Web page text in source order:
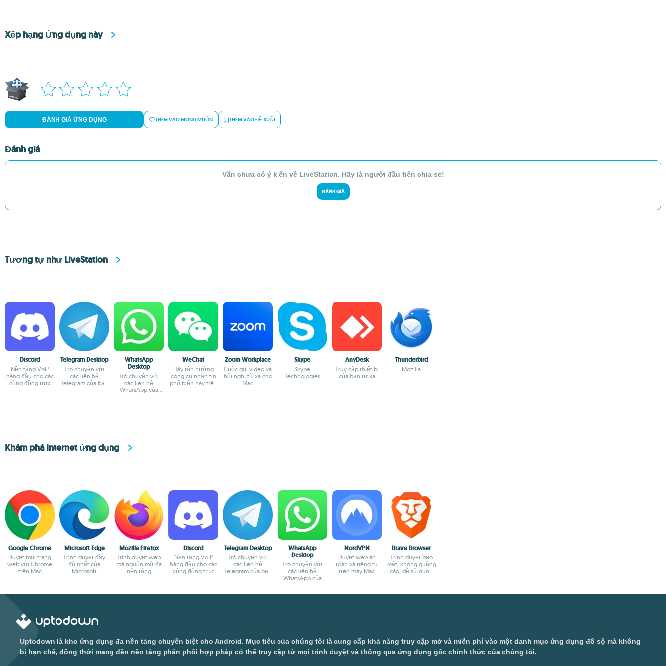
Xếp hạng Ứng dụng này
ĐÁNH GIÁ ỨNG DỤNG THÊM VÀO MONG MUỐN THÊM VÀO ĐỀ XUẤT
Đánh giá
Vẫn chưa có ý kiến về LiveStation. Hãy là người đầu tiên chia sẻ!
ĐÁNH GIÁ
Tương tự như LiveStation
Discord
Nền tảng VoIP
hàng đầu cho các
cộng đồng trực
Telegram Desktop
Trò chuyện với
các liên hệ
Telegram của bạn
WhatsApp
Desktop
Trò chuyện với
các liên hệ
WhatsApp của
WeChat
Hãy tận hưởng
công cụ nhắn tin
phổ biến này trên
Zoom Workplace
Cuộc gọi video và
hội nghị từ xa cho
Mac
Skype
Skype
Technologies
AnyDesk
Truy cập thiết bị
của bạn từ xa
Thunderbird
Mozilla
Khám phá Internet ứng dụng
Google Chrome
Duyệt mọi trang
web với Chrome
trên Mac
Microsoft Edge
Trình duyệt đầy
đủ nhất của
Microsoft
Mozilla Firefox
Trình duyệt web
mã nguồn mở đa
nền tảng
Discord
Nền tảng VoIP
hàng đầu cho các
cộng đồng trực
Telegram Desktop
Trò chuyện với
các liên hệ
Telegram của bạn
WhatsApp
Desktop
Trò chuyện với
các liên hệ
WhatsApp của
NordVPN
Duyệt web an
toàn và riêng tư
trên máy Mac
Brave Browser
Trình duyệt bảo
mật, không quảng
cáo, dễ sử dụng
Uptodown là kho ứng dụng đa nền tảng chuyên biệt cho Android. Mục tiêu của chúng tôi là cung cấp khả năng truy cập mở và miễn phí vào một danh mục ứng dụng đồ sộ mà không
bị hạn chế, đồng thời mang đến nền tảng phân phối hợp pháp có thể truy cập từ mọi trình duyệt và thông qua ứng dụng gốc chính thức của chúng tôi.